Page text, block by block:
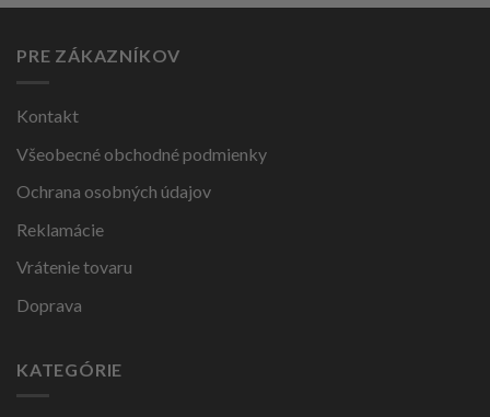
PRE ZÁKAZNÍKOV
Kontakt
Všeobecné obchodné podmienky
Ochrana osobných údajov
Reklamácie
Vrátenie tovaru
Doprava
KATEGÓRIE